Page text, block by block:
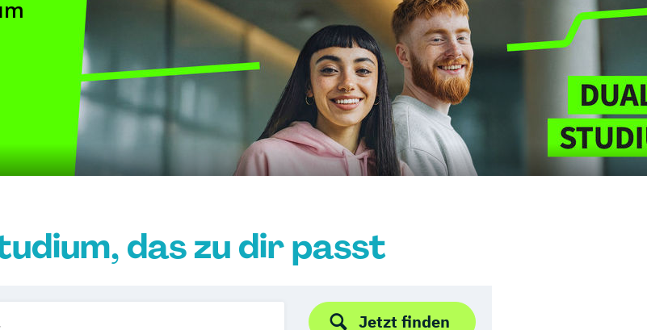
das zu dir passt
Jetzt finden